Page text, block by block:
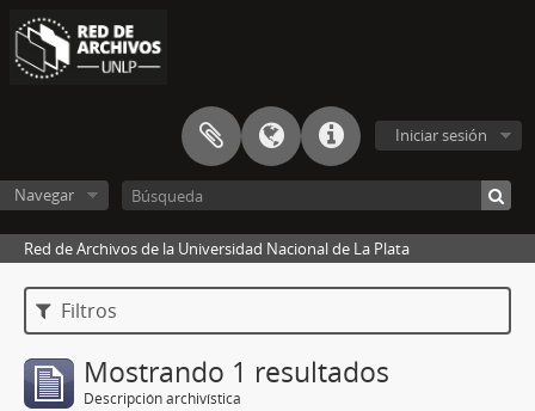
Iniciar sesión
Navegar
Red de Archivos de la Universidad Nacional de La Plata
Filtros
Mostrando 1 resultados
Descripción archivística